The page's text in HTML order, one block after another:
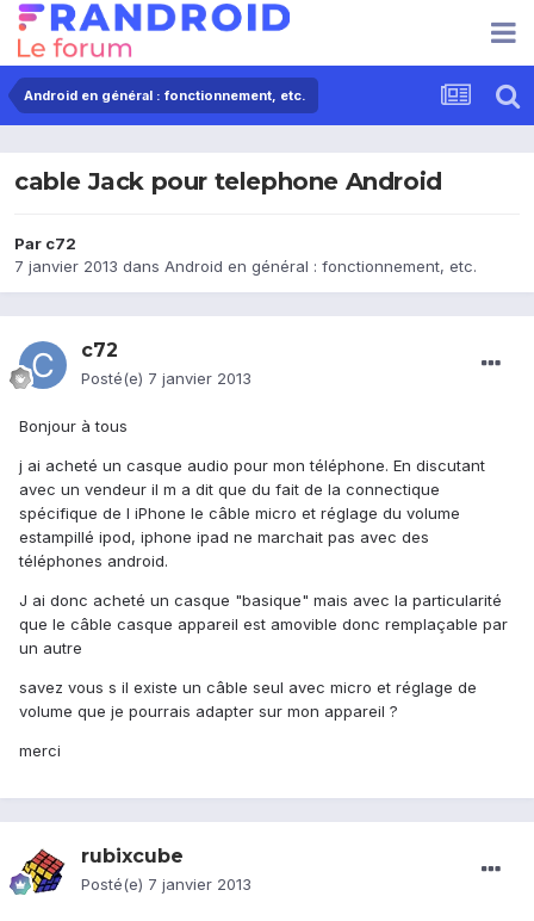
Android en général : fonctionnement, etc.
cable Jack pour telephone Android
Par c72
7 janvier 2013 dans Android en général : fonctionnement, etc.
c72
Posté(e) 7 janvier 2013
Bonjour à tous
j ai acheté un casque audio pour mon téléphone. En discutant
avec un vendeur il m a dit que du fait de la connectique
spécifique de l iPhone le câble micro et réglage du volume
estampillé ipod, iphone ipad ne marchait pas avec des
téléphones android.
J ai donc acheté un casque "basique" mais avec la particularité
que le câble casque appareil est amovible donc remplaçable par
un autre
savez vous s il existe un câble seul avec micro et réglage de
volume que je pourrais adapter sur mon appareil ?
merci
rubixcube
Posté(e) 7 janvier 2013